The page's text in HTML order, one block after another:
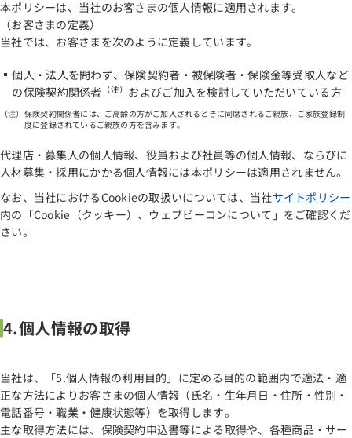
本ポリシーは、当社のお客さまの個人情報に適用されます。
（お客さまの定義）
当社では、お客さまを次のように定義しています。
個人・法人を問わず、保険契約者・被保険者・保険金等受取人など
の保険契約関係者 （注） およびご加入を検討していただいている方
保険契約関係者には、ご高齢の方がご加入されるときに同席されるご親族、ご家族登録制
度に登録されているご親族の方を含みます。
代理店・募集人の個人情報、役員および社員等の個人情報、ならびに
人材募集・採用にかかる個人情報には本ポリシーは適用されません。
なお、当社におけるCookieの取扱いについては、当社サイトポリシー
内の「Cookie（クッキー）、ウェブビーコンについて」をご確認くだ
さい。
4.個人情報の取得
当社は、「5.個人情報の利用目的」に定める目的の範囲内で適法・適
正な方法によりお客さまの個人情報（氏名・生年月日・住所・性別・
電話番号・職業・健康状態等）を取得します。
主な取得方法には、保険契約申込書等による取得や、各種商品・サー